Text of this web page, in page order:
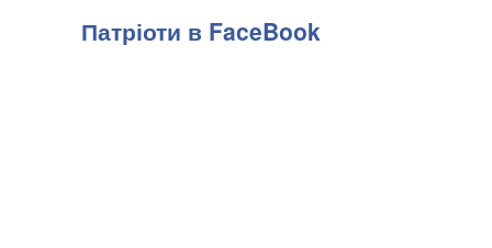
Патріоти в FaceBook